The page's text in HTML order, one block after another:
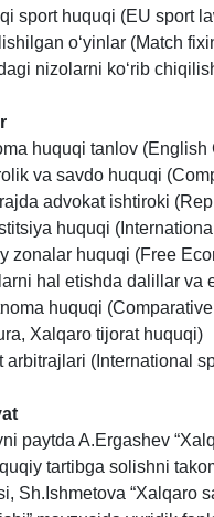
sport huquqi (EU sport
o‘yinlar (Match
nizolarni ko‘rib
huquqi tanlov (English
va savdo huquqi
advokat ishtiroki
huquqi
zonalar huquqi (Free
hal etishda dalillar va
huquqi
Xalqaro tijorat huquqi)
arbitrajlari (International
paytda A.Ergashev
tartibga solishni
Sh. Ishmetova “Xalqaro